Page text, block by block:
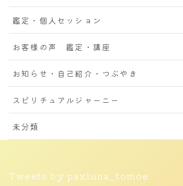
鑑定・個人セッション
お客様の声 鑑定・講座
お知らせ・自己紹介・つぶやき
スピリチュアルジャーニー
未分類
Tweets by paxluna_tomoe